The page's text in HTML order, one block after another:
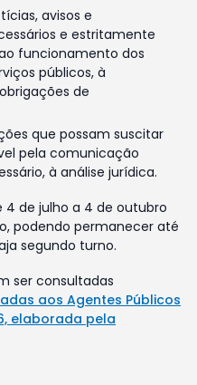
avisos e
e estritamente
funcionamento dos
públicos, à
de
que possam suscitar
pela comunicação
à análise jurídica.
4 de julho a 4 de outubro
podendo permanecer até
segundo turno.
ser consultadas
aos Agentes Públicos
elaborada pela